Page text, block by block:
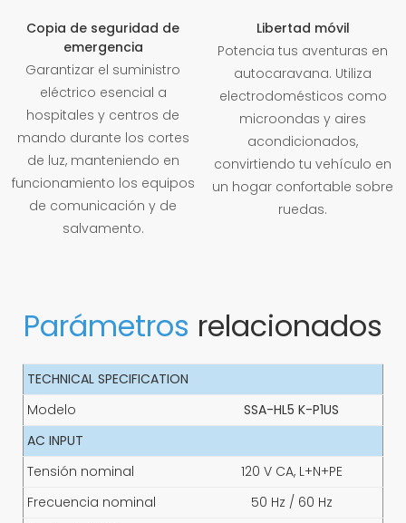
Copia de seguridad de
emergencia
Garantizar el suministro
eléctrico esencial a
hospitales y centros de
mando durante los cortes
de luz, manteniendo en
funcionamiento los equipos
de comunicación y de
salvamento.
Libertad móvil
Potencia tus aventuras en
autocaravana. Utiliza
electrodomésticos como
microondas y aires
acondicionados,
convirtiendo tu vehículo en
un hogar confortable sobre
ruedas.
Parámetros relacionados
TECHNICAL SPECIFICATION
Modelo
SSA-HL5 K-P1US
AC INPUT
Tensión nominal
120 V CA, L+N+PE
Frecuencia nominal
50 Hz / 60 Hz